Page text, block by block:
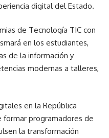
digital del Estado.
de Tecnología TIC con
en los estudiantes,
de la información y
modernas a talleres,
en la República
formar programadores de
la transformación